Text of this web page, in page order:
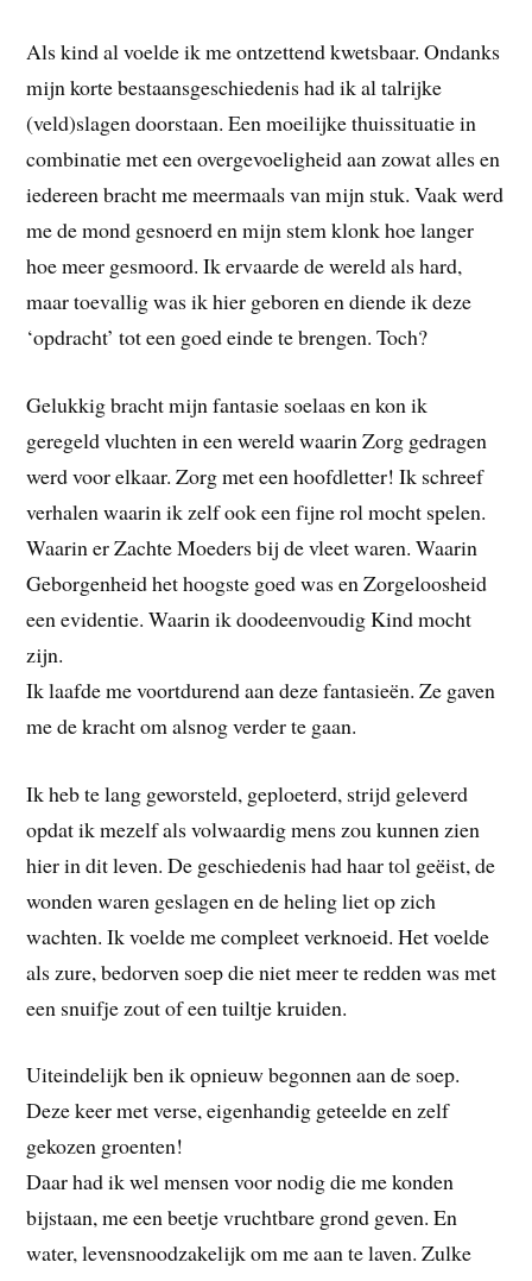
Als kind al voelde ik me ontzettend kwetsbaar. Ondanks
mijn korte bestaansgeschiedenis had ik al talrijke
(veld)slagen doorstaan. Een moeilijke thuissituatie in
combinatie met een overgevoeligheid aan zowat alles en
iedereen bracht me meermaals van mijn stuk. Vaak werd
me de mond gesnoerd en mijn stem klonk hoe langer
hoe meer gesmoord. Ik ervaarde de wereld als hard,
maar toevallig was ik hier geboren en diende ik deze
‘opdracht’ tot een goed einde te brengen. Toch?
Gelukkig bracht mijn fantasie soelaas en kon ik
geregeld vluchten in een wereld waarin Zorg gedragen
werd voor elkaar. Zorg met een hoofdletter! Ik schreef
verhalen waarin ik zelf ook een fijne rol mocht spelen.
Waarin er Zachte Moeders bij de vleet waren. Waarin
Geborgenheid het hoogste goed was en Zorgeloosheid
een evidentie. Waarin ik doodeenvoudig Kind mocht
zijn.
Ik laafde me voortdurend aan deze fantasieën. Ze gaven
me de kracht om alsnog verder te gaan.
Ik heb te lang geworsteld, geploeterd, strijd geleverd
opdat ik mezelf als volwaardig mens zou kunnen zien
hier in dit leven. De geschiedenis had haar tol geëist, de
wonden waren geslagen en de heling liet op zich
wachten. Ik voelde me compleet verknoeid. Het voelde
als zure, bedorven soep die niet meer te redden was met
een snuifje zout of een tuiltje kruiden.
Uiteindelijk ben ik opnieuw begonnen aan de soep.
Deze keer met verse, eigenhandig geteelde en zelf
gekozen groenten!
Daar had ik wel mensen voor nodig die me konden
bijstaan, me een beetje vruchtbare grond geven. En
water, levensnoodzakelijk om me aan te laven. Zulke